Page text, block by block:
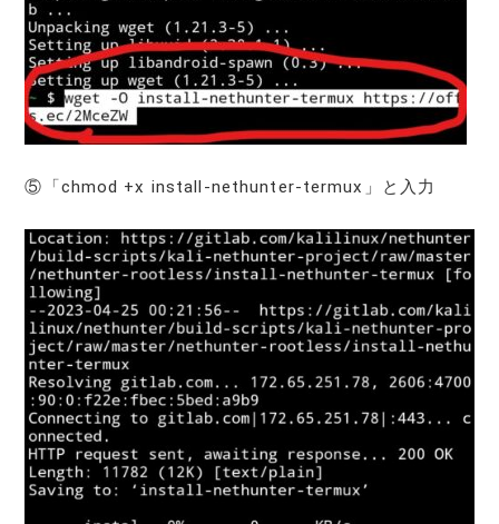
⑤「chmod +x install-nethunter-termux」と入力